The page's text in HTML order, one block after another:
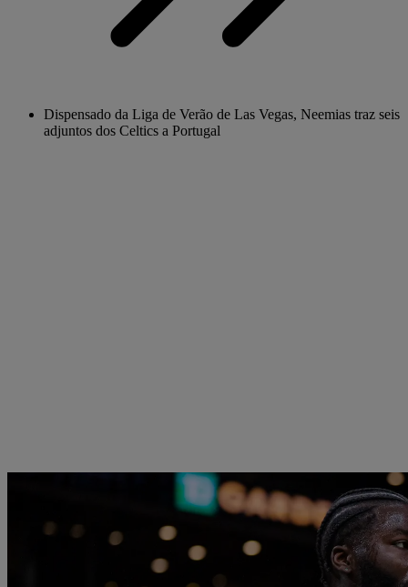
Dispensado da Liga de Verão de Las Vegas, Neemias traz seis
adjuntos dos Celtics a Portugal